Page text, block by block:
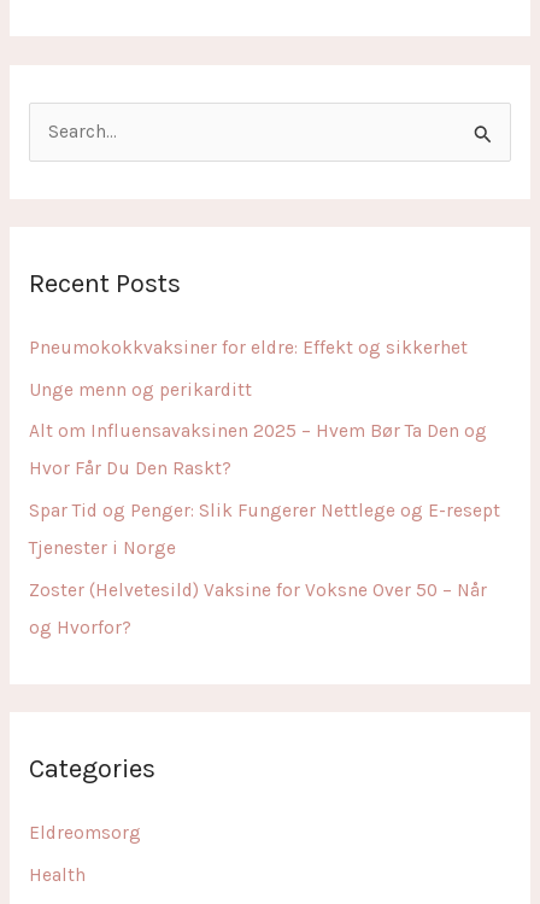
e
f
o
Recent Posts
Pneumokokkvaksiner for eldre: Effekt og sikkerhet
Unge menn og perikarditt
Alt om Influensavaksinen 2025 – Hvem Bør Ta Den og
Hvor Får Du Den Raskt?
Spar Tid og Penger: Slik Fungerer Nettlege og E-resept
Tjenester i Norge
Zoster (Helvetesild) Vaksine for Voksne Over 50 – Når
og Hvorfor?
Categories
Eldreomsorg
Health